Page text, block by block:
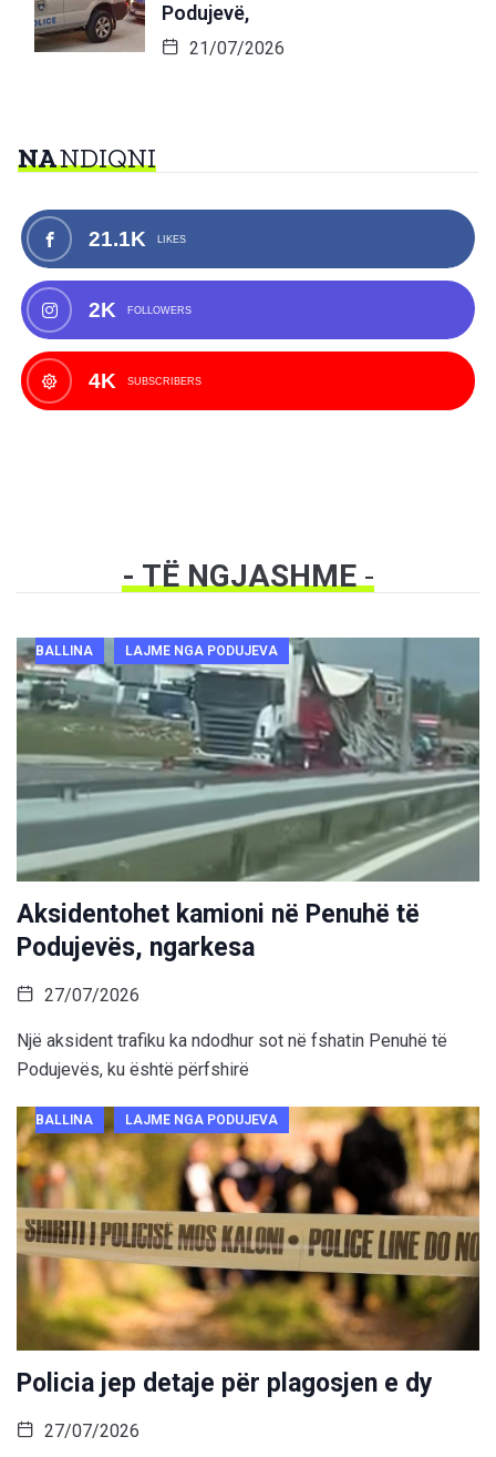
Podujevë,
21/07/2026
NANDIQNI
21.1K LIKES
2K FOLLOWERS
4K SUBSCRIBERS
- TË NGJASHME-
BALLINA LAJME NGA PODUJEVA
Aksidentohet kamioni në Penuhë të
Podujevës, ngarkesa
27/07/2026
Një aksident trafiku ka ndodhur sot në fshatin Penuhë të
Podujevës, ku është përfshirë
BALLINA LAJME NGA PODUJEVA
Policia jep detaje për plagosjen e dy
27/07/2026